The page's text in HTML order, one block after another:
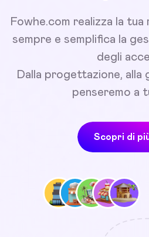
Fowhe.com realizza la
sempre e semplifica la
degli
Dalla progettazione, alla
penseremo a
Scopri di